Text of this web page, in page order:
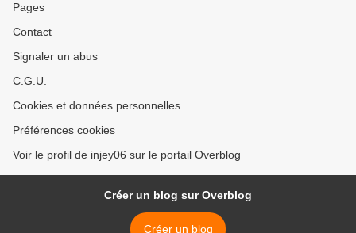
Pages
Contact
Signaler un abus
C.G.U.
Cookies et données personnelles
Préférences cookies
Voir le profil de injey06 sur le portail Overblog
Créer un blog sur Overblog
Créer un blog